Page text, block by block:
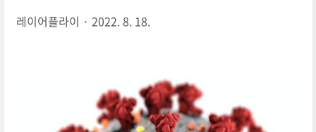
레이어플라이 2022. 8. 18.